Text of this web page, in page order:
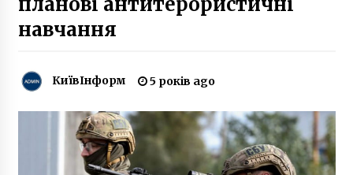
10 років ago
У Києві перейменували декілька вулиць у
Голосіївському, Шевченківському,
Подільському та Деснянському районах
5 років ago
навчання
КиївІнформ 5 років ago